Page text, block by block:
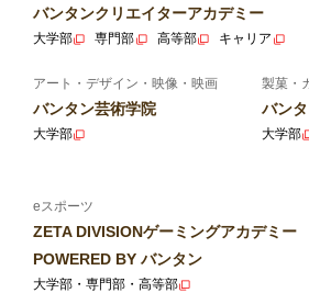
バンタンクリエイターアカデミー
大学部 専門部 高等部 キャリア
アート・デザイン・映像・映画
バンタン芸術学院
大学部
製菓・
バン
大学部
eスポーツ
ZETA DIVISIONゲーミングアカデミー
POWERED BY バンタン
大学部・専門部・高等部